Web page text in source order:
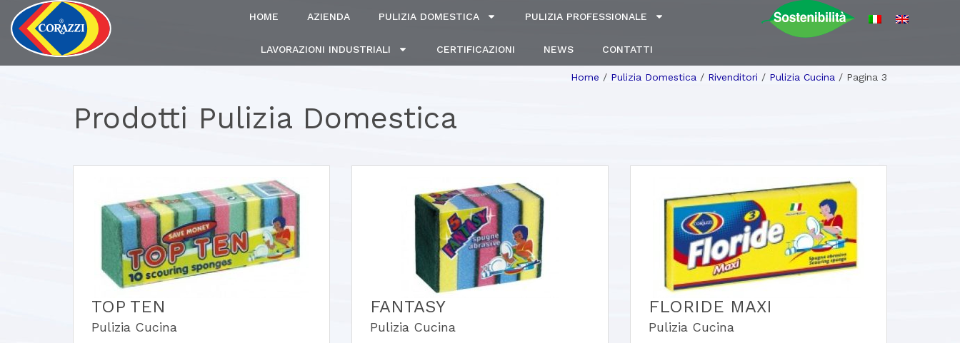
HOME AZIENDA PULIZIA DOMESTICA PULIZIA PROFESSIONALE
LAVORAZIONI INDUSTRIALI CERTIFICAZIONI NEWS CONTATTI
Home / Pulizia Domestica / Rivenditori / Pulizia Cucina / Pagina 3
Prodotti Pulizia Domestica
TOP TEN
Pulizia Cucina
FANTASY
Pulizia Cucina
FLORIDE MAXI
Pulizia Cucina